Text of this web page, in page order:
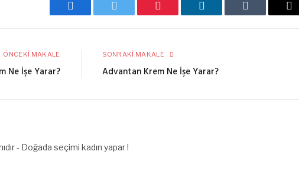
Facebook Twitter Pinterest LinkedIn Tumblr
E-
ÖNCEKI MAKALE
Ne İşe Yarar?
SONRAKI MAKALE
Advantan Krem Ne İşe Yarar?
- Doğada seçimi kadın yapar !